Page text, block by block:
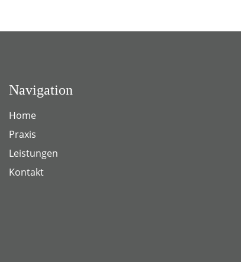
Navigation
Home
Praxis
Leistungen
Kontakt